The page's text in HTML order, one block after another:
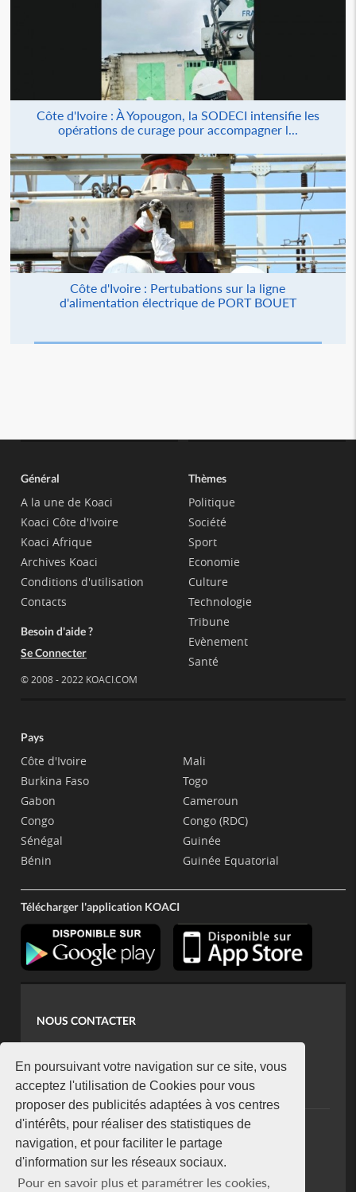
En poursuivant votre navigation sur ce site, vous
acceptez l'utilisation de Cookies pour vous
proposer des publicités adaptées à vos centres
d'intérêts, pour réaliser des statistiques de
navigation, et pour faciliter le partage
d'information sur les réseaux sociaux.
Pour en savoir plus et paramétrer les cookies,
Côte d'Ivoire : À Yopougon, la SODECI intensifie les
opérations de curage pour accompagner l...
Côte d'Ivoire : Pertubations sur la ligne
d'alimentation électrique de PORT BOUET
Général
A la une de Koaci
Koaci Côte d'Ivoire
Koaci Afrique
Archives Koaci
Conditions d'utilisation
Contacts
Besoin d'aide ?
Se Connecter
© 2008 - 2022 KOACI.COM
Thèmes
Politique
Société
Sport
Economie
Culture
Technologie
Tribune
Evènement
Santé
Pays
Côte d'Ivoire
Burkina Faso
Gabon
Congo
Sénégal
Bénin
Mali
Togo
Cameroun
Congo (RDC)
Guinée
Guinée Equatorial
Télécharger l'application KOACI
NOUS CONTACTER
koaci@yahoo.fr
+225 07 08 85 52 93
NEWSLETTER
Restez connecté via notre newsletter
S'abonner